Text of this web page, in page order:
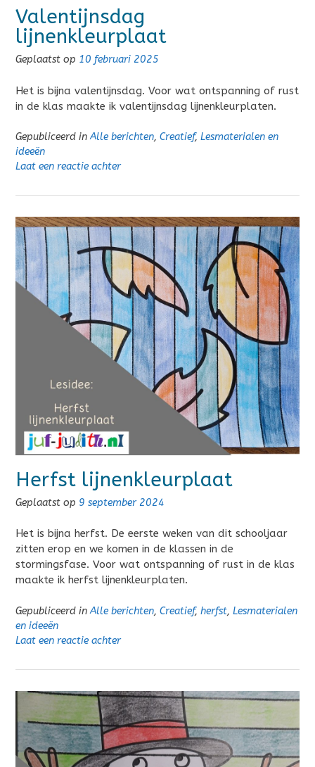
Valentijnsdag
lijnenkleurplaat
Geplaatst op 10 februari 2025
Het is bijna valentijnsdag. Voor wat ontspanning of rust
in de klas maakte ik valentijnsdag lijnenkleurplaten.
Gepubliceerd inAlle berichten, Creatief, Lesmaterialen en
ideeën
Laat een reactie achter
Herfst lijnenkleurplaat
Geplaatst op 9 september 2024
Het is bijna herfst. De eerste weken van dit schooljaar
zitten erop en we komen in de klassen in de
stormingsfase. Voor wat ontspanning of rust in de klas
maakte ik herfst lijnenkleurplaten.
Gepubliceerd inAlle berichten, Creatief, herfst, Lesmaterialen
en ideeën
Laat een reactie achter